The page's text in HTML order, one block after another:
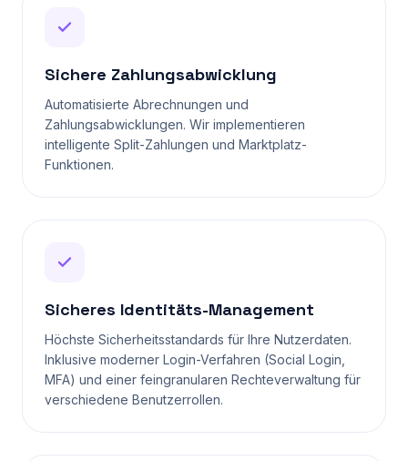
Sichere Zahlungsabwicklung
Automatisierte Abrechnungen und
Zahlungsabwicklungen. Wir implementieren
intelligente Split-Zahlungen und Marktplatz-
Funktionen.
Sicheres Identitäts-Management
Höchste Sicherheitsstandards für Ihre Nutzerdaten.
Inklusive moderner Login-Verfahren (Social Login,
MFA) und einer feingranularen Rechteverwaltung für
verschiedene Benutzerrollen.